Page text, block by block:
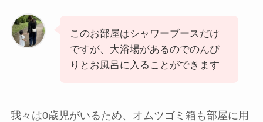
このお部屋はシャワーブースだけ
ですが、大浴場があるのでのんび
りとお風呂に入ることができます
我々は0歳児がいるため、オムツゴミ箱も部屋に用